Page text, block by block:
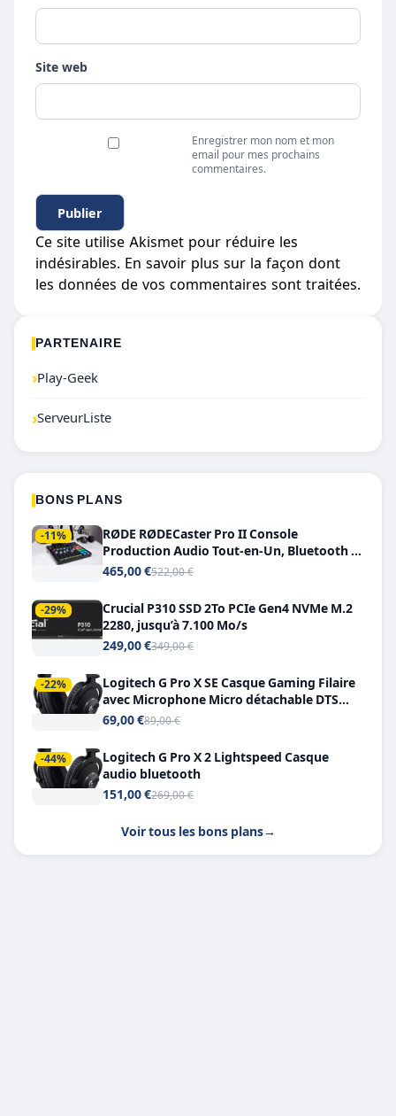
Site web
Enregistrer mon nom et mon
email pour mes prochains
commentaires.
Ce site utilise Akismet pour réduire les
indésirables. En savoir plus sur la façon dont
les données de vos commentaires sont traitées.
PARTENAIRE
›Play-Geek
›ServeurListe
BONS PLANS
-11%
RØDE RØDECaster Pro II Console
Production Audio Tout-en-Un, Bluetooth et
Double USB-C
465,00 €522,00 €
-29%
Crucial P310 SSD 2To PCIe Gen4 NVMe M.2
2280, jusqu’à 7.100 Mo/s
249,00 €349,00 €
-22%
Logitech G Pro X SE Casque Gaming Filaire
avec Microphone Micro détachable DTS
Headphone X 7.1
69,00 €89,00 €
-44%
Logitech G Pro X 2 Lightspeed Casque
audio bluetooth
151,00 €269,00 €
Voir tous les bons plans→